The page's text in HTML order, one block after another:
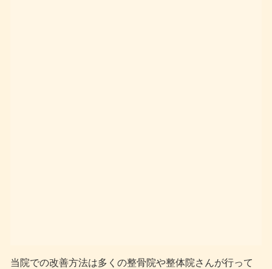
当院での改善方法は多くの整骨院や整体院さんが行って